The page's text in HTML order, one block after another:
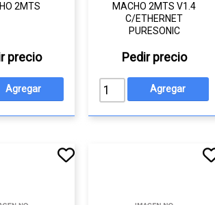
2MTS
precio
MACHO 2MTS V1.4
C/ETHERNET
PURESONIC
Pedir precio